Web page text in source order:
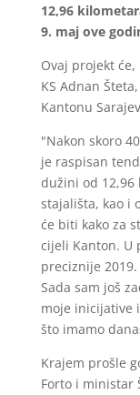
12,96
9. maj ove
Ovaj projekt
KS Adnan
Kantonu
"Nakon skoro
je raspisan
dužini od 12,96
stajališta, kao i
će biti kako za
cijeli Kanton. U
preciznije
Sada sam još
moje inicijative
što imamo
Krajem prošle
Forto i ministar